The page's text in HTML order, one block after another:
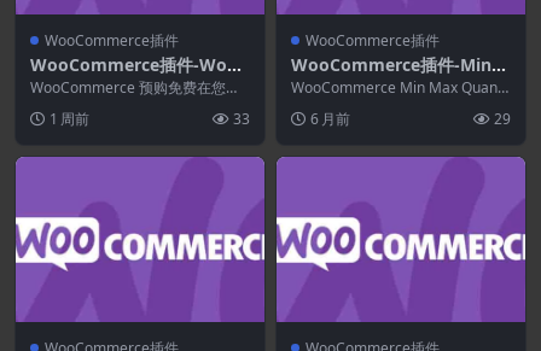
WooCommerce插件
WooCommerce插件-WooC
ommerce Pre-Orders 2.3.6
WooCommerce 预购免费在您的
购，...1 周前 33
WooCommerce插件
WooCommerce插件-Min/
Max Quantities for WooC
ommerce 5.2.8
WooCommerce Min Max Quantit
6 月前 29